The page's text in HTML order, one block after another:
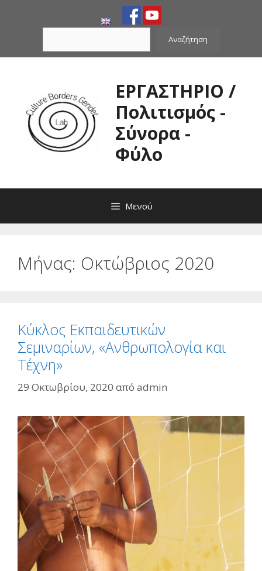
Αναζήτηση
ΕΡΓΑΣΤΗΡΙΟ /
Πολιτισμός -
Σύνορα -
Φύλο
Μενού
Μήνας: Οκτώβριος 2020
Κύκλος Εκπαιδευτικών
Σεμιναρίων, «Ανθρωπολογία και
Τέχνη»
29 Οκτωβρίου, 2020 από admin